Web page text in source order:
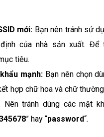
mới: Bạn nên tránh sử
của nhà sản xuất. Để
tiêu.
mạnh: Bạn nên chọn
hợp chữ hoa và chữ
Nên tránh dùng các mật
” hay “password“.